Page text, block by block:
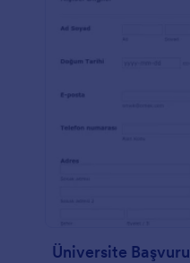
Üniversite Başvuru